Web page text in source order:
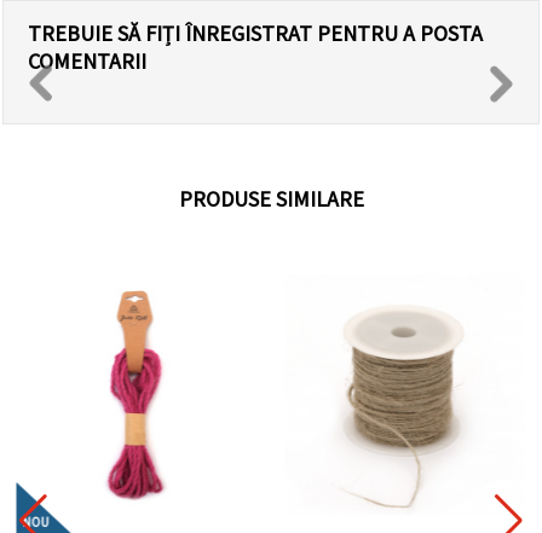
TREBUIE SĂ FIȚI ÎNREGISTRAT PENTRU A POSTA
COMENTARII
PRODUSE SIMILARE
NOU